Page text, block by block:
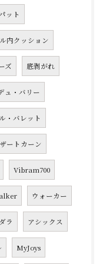
ット
内クッション
ズ 底剥がれ
ュ・バリー
・バレット
ートカーン
Vibram700
ウォーカー
ラ アシックス
MyJoys